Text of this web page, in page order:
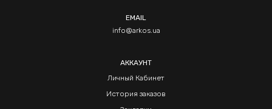
EMAIL
info@arkos.ua
АККАУНТ
Личный Кабинет
История заказов